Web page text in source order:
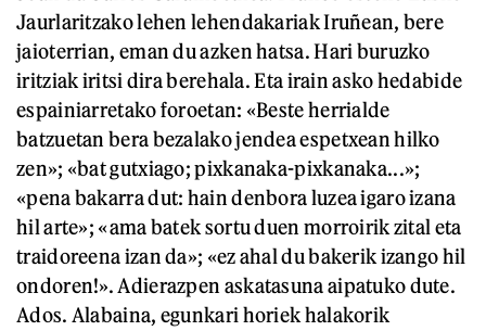
Jaurlaritzako lehen lehendakariak Iruñean, bere
jaioterrian, eman du azken hatsa. Hari buruzko
iritziak iritsi dira berehala. Eta irain asko hedabide
espainiarretako foroetan: «Beste herrialde
batzuetan bera bezalako jendea espetxean hilko
zen»; «bat gutxiago; pixkanaka-pixkanaka...»;
«pena bakarra dut: hain denbora luzea igaro izana
hil arte»; «ama batek sortu duen morroirik zital eta
traidoreena izan da»; «ez ahal du bakerik izango hil
ondoren!». Adierazpen askatasuna aipatuko dute.
Ados. Alabaina, egunkari horiek halakorik